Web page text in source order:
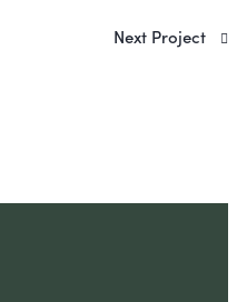
Next Project